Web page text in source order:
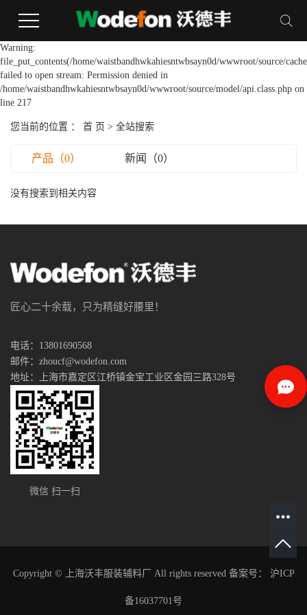
Warning:
file_put_contents(/home/waistbandhwkahiesntwbsayn0d/wwwroot/source/
failed to open stream: Permission denied in
/home/waistbandhwkahiesntwbsayn0d/wwwroot/source/model/api.class.php on
line 217
您当前的位置 ： 首 页 > 全站搜索
产品（0） 新闻（0）
没有搜索到相关内容
匠心二十余载，只为精缝好腰里！
电话：13801690568
邮件：zhoucf@wodefon.com
地址：上海市嘉定区江桥镇金宝工业区金园三路328号
微信 扫一扫
Copyright © 上海沃丰服装辅料厂 All rights reserved 备案号： 沪ICP
备16037701号